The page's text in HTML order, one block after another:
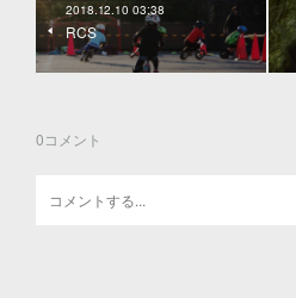
2018.12.10 03:38
RCS
0コメント